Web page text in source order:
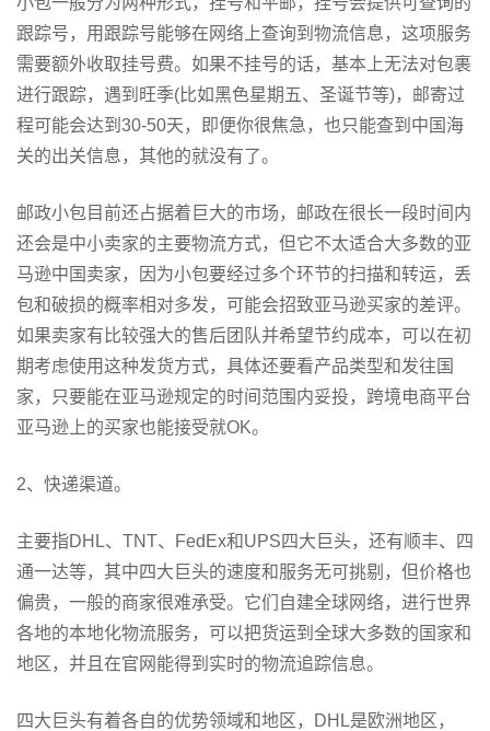
跟踪号，用跟踪号能够在网络上查询到物流信息，这项服务
需要额外收取挂号费。如果不挂号的话，基本上无法对包裹
进行跟踪，遇到旺季(比如黑色星期五、圣诞节等)，邮寄过
程可能会达到30-50天，即便你很焦急，也只能查到中国海
关的出关信息，其他的就没有了。
邮政小包目前还占据着巨大的市场，邮政在很长一段时间内
还会是中小卖家的主要物流方式，但它不太适合大多数的亚
马逊中国卖家，因为小包要经过多个环节的扫描和转运，丢
包和破损的概率相对多发，可能会招致亚马逊买家的差评。
如果卖家有比较强大的售后团队并希望节约成本，可以在初
期考虑使用这种发货方式，具体还要看产品类型和发往国
家，只要能在亚马逊规定的时间范围内妥投，跨境电商平台
亚马逊上的买家也能接受就OK。
2、快递渠道。
主要指DHL、TNT、FedEx和UPS四大巨头，还有顺丰、四
通一达等，其中四大巨头的速度和服务无可挑剔，但价格也
偏贵，一般的商家很难承受。它们自建全球网络，进行世界
各地的本地化物流服务，可以把货运到全球大多数的国家和
地区，并且在官网能得到实时的物流追踪信息。
四大巨头有着各自的优势领域和地区，DHL是欧洲地区，